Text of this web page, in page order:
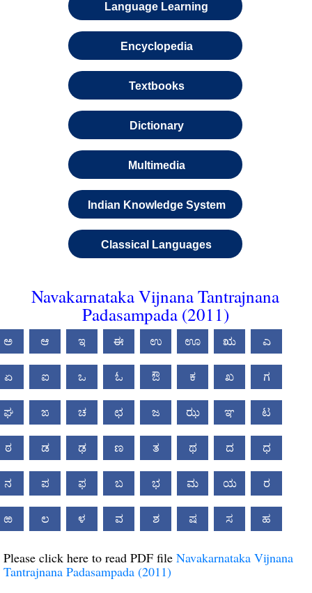
Language Learning
Encyclopedia
Textbooks
Dictionary
Multimedia
Indian Knowledge System
Classical Languages
Navakarnataka Vijnana Tantrajnana
Padasampada (2011)
ಅ ಆ ಇ ಈ ಉ ಊ ಋ ಎ
ಏ ಐ ಒ ಓ ಔ ಕ ಖ ಗ
ಘ ಙ ಚ ಛ ಜ ಝ ಞ ಟ
ಠ ಡ ಢ ಣ ತ ಥ ದ ಧ
ನ ಪ ಫ ಬ ಭ ಮ ಯ ರ
ಱ ಲ ಳ ವ ಶ ಷ ಸ ಹ
Please click here to read PDF file Navakarnataka Vijnana
Tantrajnana Padasampada (2011)